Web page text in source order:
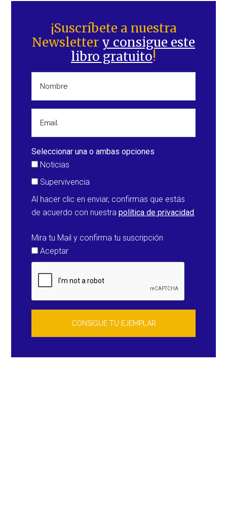
lateral
principal
¡Suscríbete a nuestra
Newsletter y consigue este
libro gratuito!
Seleccionar una o ambas opciones
Noticias
Supervivencia
Al hacer clic en enviar, confirmas que estás
de acuerdo con nuestrapolítica de privacidad
Mira tu Mail y confirma tu suscripción
Aceptar